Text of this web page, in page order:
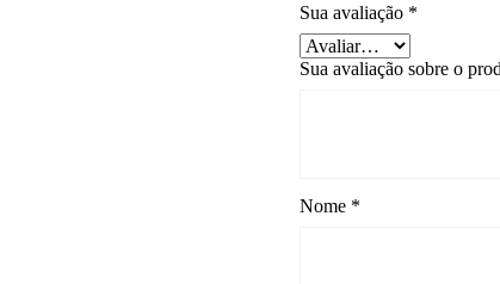
Sua avaliação *
Sua avaliação sobre o
Nome *